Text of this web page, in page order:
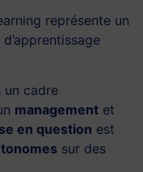
représente un
un cadre
management et
en question est
sur des